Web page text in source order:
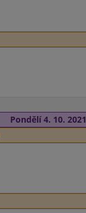
Pondělí 4. 10. 2021